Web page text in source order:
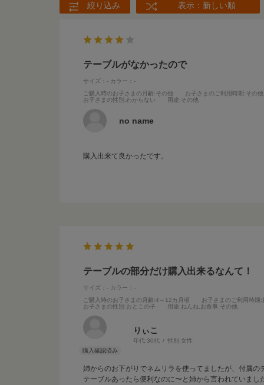
絞り込み 表示：新しい順
テーブルがなかったので
サイズ：- カラー：-
ご購入時のお子さまの月齢:その他 お子さまのご利用時期 :その他
お子さまの性別 :わからない 用途:その他
no name
購入出来て良かったです。
テーブルの部分だけ購入出来るなんて！
サイズ：- カラー：-
ご購入時のお子さまの月齢:4～12カ月頃 お子さまのご利用時期 :
お子さまの性別 :おとこの子 用途:ねんね,お食事,その他
りぃこ
年代:30代 性別:女性
姉からのお下がりでネムリラを使ってましたが、付属
テーブルあったら便利なのに〜と姉から言われていま